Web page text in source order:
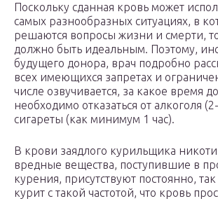
Поскольку сданная кровь может
самых разнообразных ситуациях, в
решаются вопросы жизни и смерти,
должно быть идеальным. Поэтому,
будущего донора, врач подробно
всех имеющихся запретах и
числе озвучивается, за какое время
необходимо отказаться от алкоголя
сигареты (как минимум 1 час).
В крови заядлого курильщика
вредные вещества, поступившие в
курения, присутствуют постоянно,
курит с такой частотой, что кровь